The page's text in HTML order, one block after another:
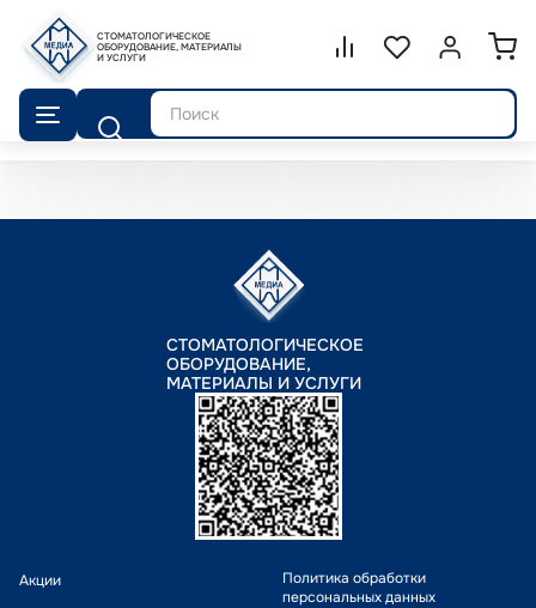
СТОМАТОЛОГИЧЕСКОЕ
ОБОРУДОВАНИЕ, МАТЕРИАЛЫ
И УСЛУГИ
Сравнение.
СписокВойти или
Поиск
СТОМАТОЛОГИЧЕСКОЕ
ОБОРУДОВАНИЕ,
МАТЕРИАЛЫ И УСЛУГИ
Акции
Политика обработки
персональных данных